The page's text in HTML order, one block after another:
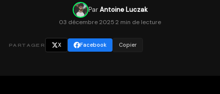
ParAntoine Luczak
03 décembre 20252 min de lecture
PARTAGER X Facebook Copier